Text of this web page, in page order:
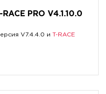
PRO V4.1.10.0
V7.4.4.0 и T-RACE